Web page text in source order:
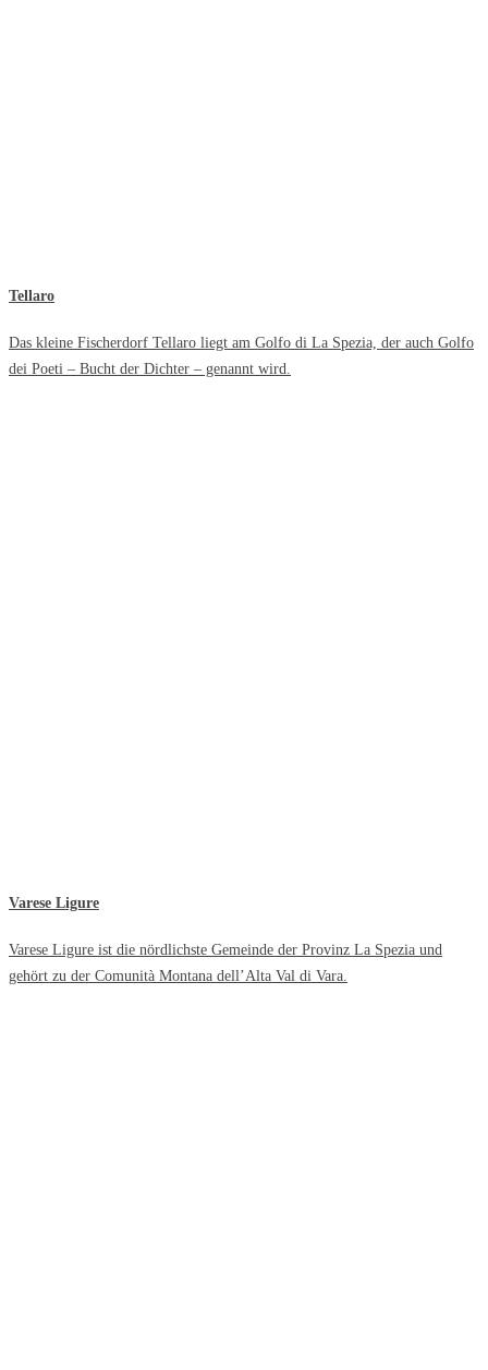
Tellaro
Das kleine Fischerdorf Tellaro liegt am Golfo di La Spezia, der auch Golfo
dei Poeti – Bucht der Dichter – genannt wird.
Varese Ligure
Varese Ligure ist die nördlichste Gemeinde der Provinz La Spezia und
gehört zu der Comunità Montana dell’Alta Val di Vara.